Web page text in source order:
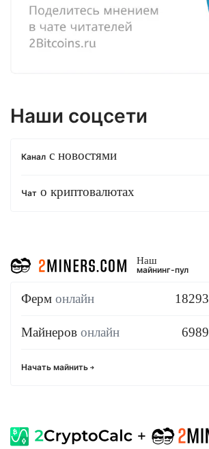
Наши соцсети
Канал с новостями
Чат о криптовалютах
Наш
майнинг-пул
Ферм онлайн 18293
Майнеров онлайн 6989
Начать майнить